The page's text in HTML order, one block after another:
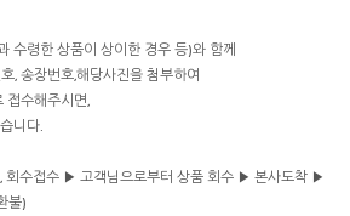
수령한 상품이 상이한 경우 등)와 함께
, 송장번호,해당사진을 첨부하여
수해주시면,
니다.
회수접수 ▶ 고객님으로부터 상품 회수 ▶ 본사도착 ▶
불)